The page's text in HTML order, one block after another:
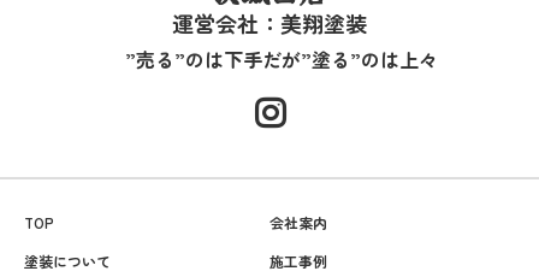
運営会社：美翔塗装
”売る”のは下手だが”塗る”のは上々
TOP
会社案内
塗装について
施工事例